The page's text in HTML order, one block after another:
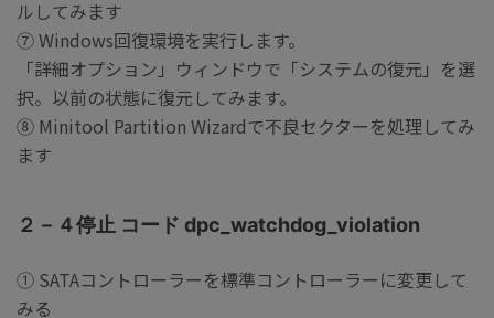
ルしてみます
⑦ Windows回復環境を実行します。
「詳細オプション」ウィンドウで「システムの復元」を選
択。以前の状態に復元してみます。
⑧ Minitool Partition Wizardで不良セクターを処理してみ
ます
２－４停止 コード dpc_watchdog_violation
① SATAコントローラーを標準コントローラーに変更して
みる